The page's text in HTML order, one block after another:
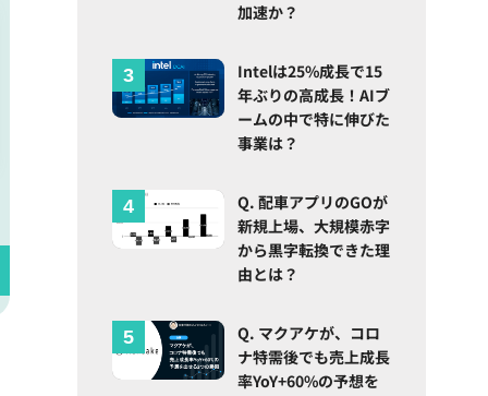
加速か？
Intelは25%成長で15
年ぶりの高成長！AIブ
ームの中で特に伸びた
事業は？
Q. 配車アプリのGOが
新規上場、大規模赤字
から黒字転換できた理
由とは？
Q. マクアケが、コロ
ナ特需後でも売上成長
率YoY+60%の予想を